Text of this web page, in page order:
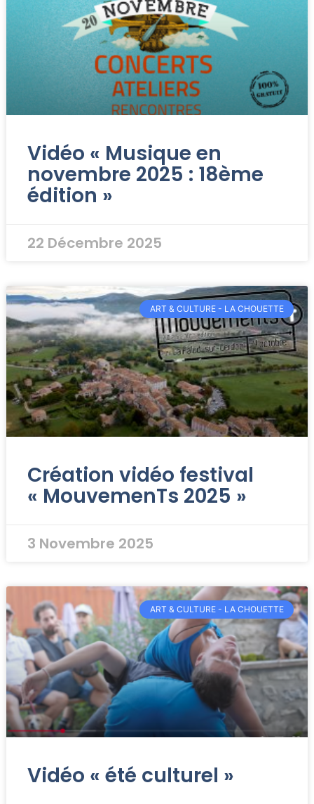
Vidéo « Musique en
novembre 2025 : 18ème
édition »
22 Décembre 2025
ART & CULTURE - LA CHOUETTE
Création vidéo festival
« MouvemenTs 2025 »
3 Novembre 2025
ART & CULTURE - LA CHOUETTE
Vidéo « été culturel »